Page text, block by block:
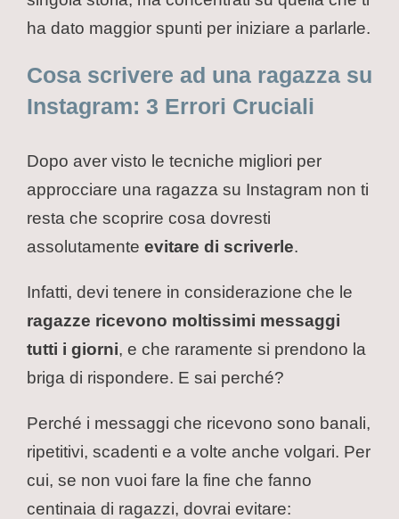
ha dato maggior spunti per iniziare a parlarle.
Cosa scrivere ad una ragazza su
Instagram: 3 Errori Cruciali
Dopo aver visto le tecniche migliori per
approcciare una ragazza su Instagram non ti
resta che scoprire cosa dovresti
assolutamente evitare di scriverle.
Infatti, devi tenere in considerazione che le
ragazze ricevono moltissimi messaggi
tutti i giorni, e che raramente si prendono la
briga di rispondere. E sai perché?
Perché i messaggi che ricevono sono banali,
ripetitivi, scadenti e a volte anche volgari. Per
cui, se non vuoi fare la fine che fanno
centinaia di ragazzi, dovrai evitare: